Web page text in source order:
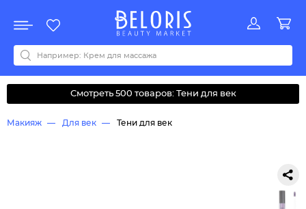
Акции
Все бренды
0-9ABCDEFGHIJKLMNOPQRSTUVWYZАБВДЗИМОКЛНПРСТУФ
Смотреть 500 товаров: Тени для век
Макияж Для век Тени для век